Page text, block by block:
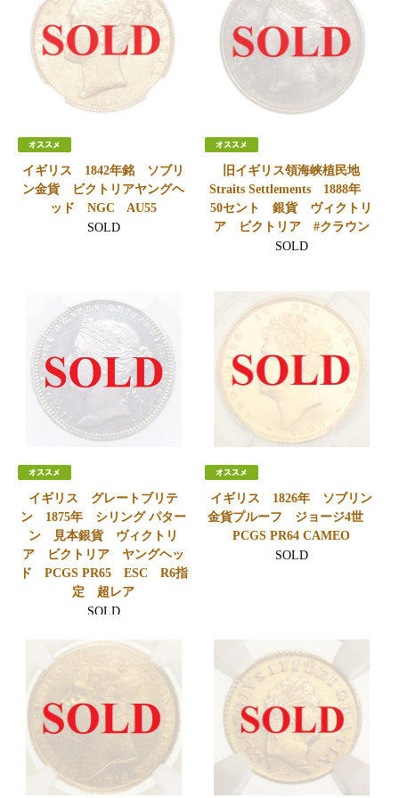
イギリス 1842年銘 ソブリ
ン金貨 ビクトリアヤングヘ
ッド NGC AU55
SOLD
旧イギリス領海峡植民地
Straits Settlements 1888年
50セント 銀貨 ヴィクトリ
ア ビクトリア #クラウン
SOLD
イギリス グレートブリテ
ン 1875年 シリング パター
ン 見本銀貨 ヴィクトリ
ア ビクトリア ヤングヘッ
ド PCGS PR65 ESC R6指
定 超レア
SOLD
イギリス 1826年 ソブリン
金貨プルーフ ジョージ4世
PCGS PR64 CAMEO
SOLD